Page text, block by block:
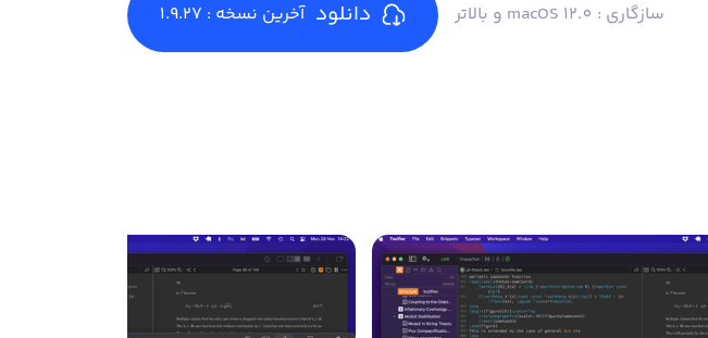
دانلود آخرین نسخه : 1.9.27 سازگاری : macOS 12.0 و بالاتر